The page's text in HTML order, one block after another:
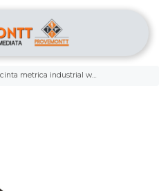
metrica industrial wokin